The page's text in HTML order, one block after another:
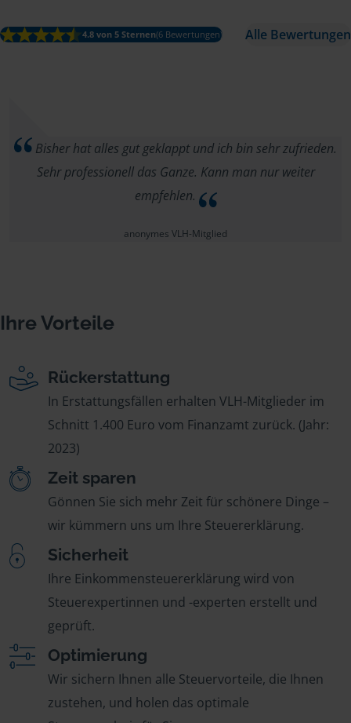
4.8 von 5 Sternen(6 Bewertungen) Alle Bewertungen
Bisher hat alles gut geklappt und ich bin sehr zufrieden.
Sehr professionell das Ganze. Kann man nur weiter
empfehlen.
anonymes VLH-Mitglied
Ihre Vorteile
Rückerstattung
In Erstattungsfällen erhalten VLH-Mitglieder im
Schnitt 1.400 Euro vom Finanzamt zurück. (Jahr:
2023)
Zeit sparen
Gönnen Sie sich mehr Zeit für schönere Dinge –
wir kümmern uns um Ihre Steuererklärung.
Sicherheit
Ihre Einkommensteuererklärung wird von
Steuerexpertinnen und -experten erstellt und
geprüft.
Optimierung
Wir sichern Ihnen alle Steuervorteile, die Ihnen
zustehen, und holen das optimale